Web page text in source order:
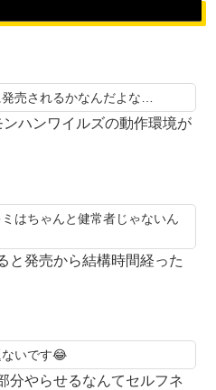
売されるかなんだよな…
ンハンワイルズの動作環境が
はちゃんと健常者じゃないん
と発売から結構時間経った
いです😂
分やらせるなんてセルフネ